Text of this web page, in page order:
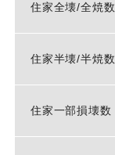
住家全壊/全焼数
住家半壊/半焼数
住家一部損壊数